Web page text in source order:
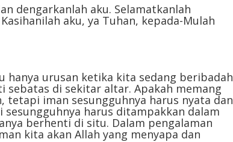
menaikkan
dengarkanlah aku. Selamatkanlah
aku, ya Tuhan, kepada-Mulah
urusan ketika kita sedang beribadah
di sekitar altar. Apakah memang
tetapi iman sesungguhnya harus nyata dan
harus ditampakkan dalam
berhenti di situ. Dalam pengalaman
kita akan Allah yang menyapa dan